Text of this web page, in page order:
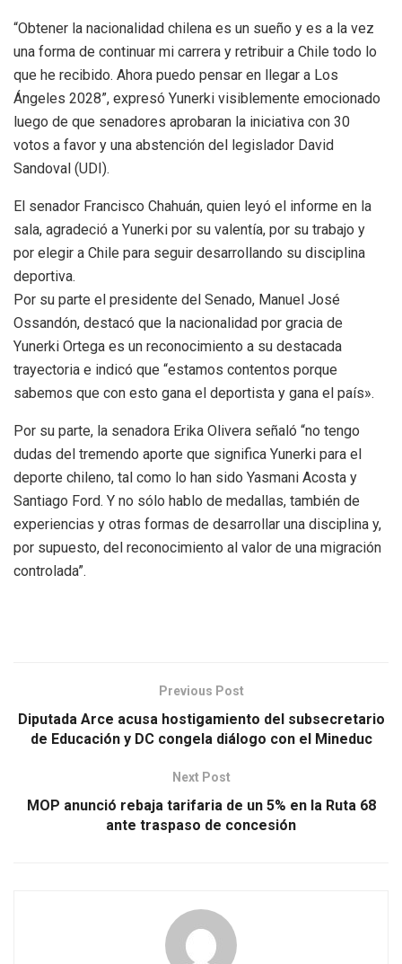
“Obtener la nacionalidad chilena es un sueño y es a la vez
una forma de continuar mi carrera y retribuir a Chile todo lo
que he recibido. Ahora puedo pensar en llegar a Los
Ángeles 2028”, expresó Yunerki visiblemente emocionado
luego de que senadores aprobaran la iniciativa con 30
votos a favor y una abstención del legislador David
Sandoval (UDI).
El senador Francisco Chahuán, quien leyó el informe en la
sala, agradeció a Yunerki por su valentía, por su trabajo y
por elegir a Chile para seguir desarrollando su disciplina
deportiva.
Por su parte el presidente del Senado, Manuel José
Ossandón, destacó que la nacionalidad por gracia de
Yunerki Ortega es un reconocimiento a su destacada
trayectoria e indicó que “estamos contentos porque
sabemos que con esto gana el deportista y gana el país».
Por su parte, la senadora Erika Olivera señaló “no tengo
dudas del tremendo aporte que significa Yunerki para el
deporte chileno, tal como lo han sido Yasmani Acosta y
Santiago Ford. Y no sólo hablo de medallas, también de
experiencias y otras formas de desarrollar una disciplina y,
por supuesto, del reconocimiento al valor de una migración
controlada”.
Previous Post
Diputada Arce acusa hostigamiento del subsecretario
de Educación y DC congela diálogo con el Mineduc
Next Post
MOP anunció rebaja tarifaria de un 5% en la Ruta 68
ante traspaso de concesión